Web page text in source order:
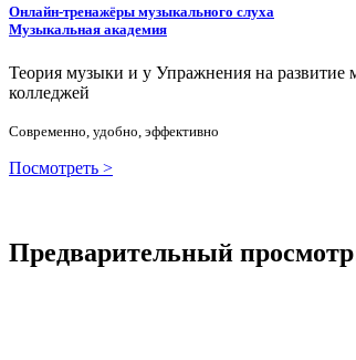
Онлайн-тренажёры музыкального слуха
Музыкальная академия
Теория музыки и у Упражнения на развитие
колледжей
Современно, удобно, эффективно
Посмотреть >
Предварительный